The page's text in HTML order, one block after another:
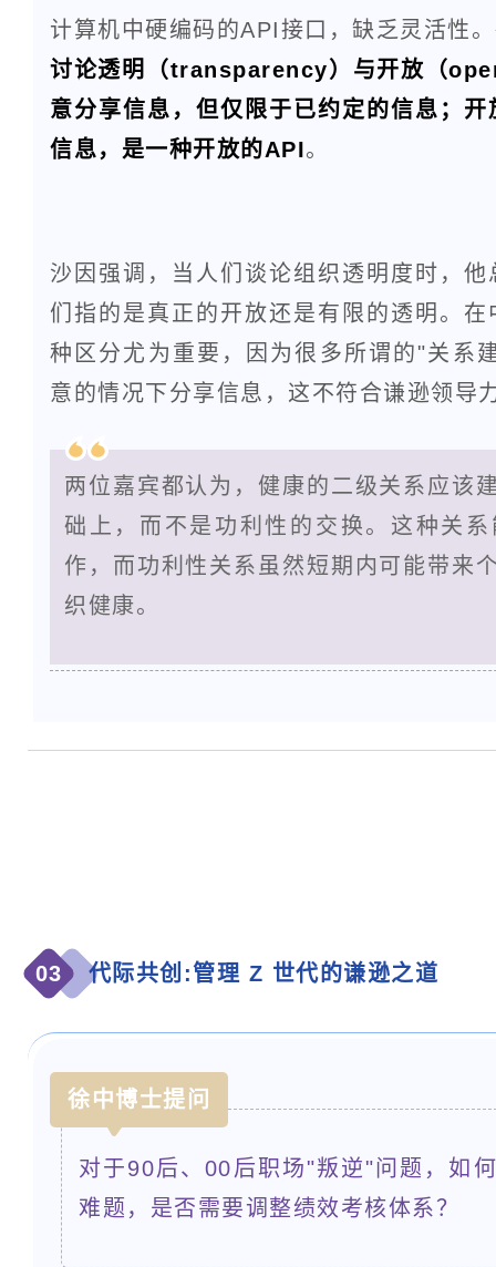
计算机中硬编码的API接口，缺乏灵活性。
讨论透明（transparency）与开放（
意分享信息，但仅限于已约定的信息；
信息，是一种开放的API。
沙因强调，当人们谈论组织透明度时，
们指的是真正的开放还是有限的透明。
种区分尤为重要，因为很多所谓的"关系
意的情况下分享信息，这不符合谦逊领导
两位嘉宾都认为，健康的二级关系应该
础上，而不是功利性的交换。这种关
作，而功利性关系虽然短期内可能带来
织健康。
03 代际共创:管理 Z 世代的谦逊之道
徐中博士提问
对于90后、00后职场"叛逆"问题，如
难题，是否需要调整绩效考核体系？